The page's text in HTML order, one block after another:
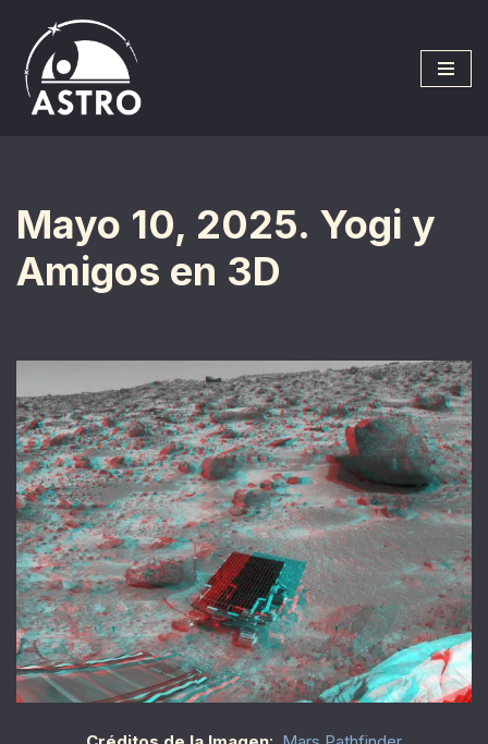
Saltar
al
contenido
Mayo 10, 2025. Yogi y
Amigos en 3D